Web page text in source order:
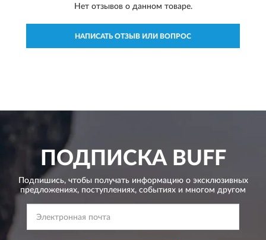
Нет отзывов о данном товаре.
НАПИСАТЬ ОТЗЫВ ИЛИ ВОПРОС
ПОДПИСКАBUFF
Подпишись, чтобы получать информацию о эксклюзивных
предложениях, поступлениях, событиях и многом другом